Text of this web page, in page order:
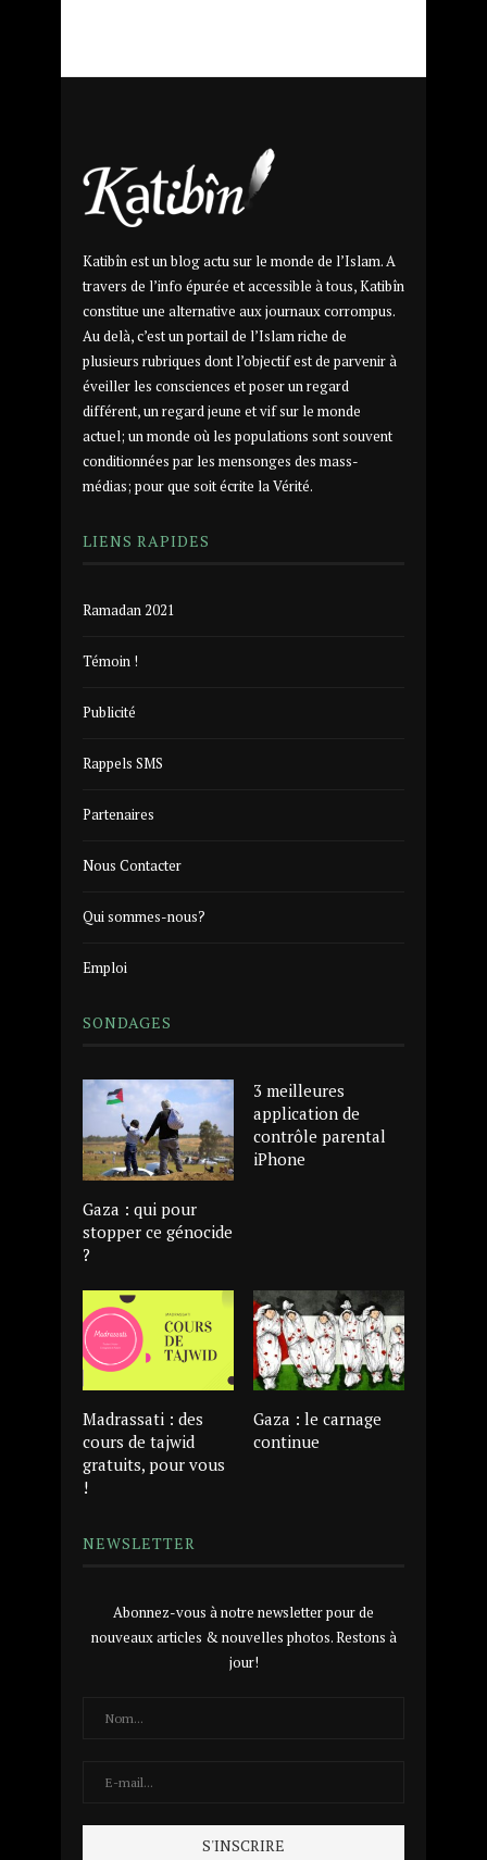
Katibîn est un blog actu sur le monde de l’Islam. A
travers de l’info épurée et accessible à tous, Katibîn
constitue une alternative aux journaux corrompus.
Au delà, c’est un portail de l’Islam riche de
plusieurs rubriques dont l’objectif est de parvenir à
éveiller les consciences et poser un regard
différent, un regard jeune et vif sur le monde
actuel; un monde où les populations sont souvent
conditionnées par les mensonges des mass-
médias; pour que soit écrite la Vérité.
LIENS RAPIDES
Ramadan 2021
Témoin !
Publicité
Rappels SMS
Partenaires
Nous Contacter
Qui sommes-nous?
Emploi
SONDAGES
Gaza : qui pour
stopper ce génocide
?
3 meilleures
application de
contrôle parental
iPhone
Madrassati : des
cours de tajwid
gratuits, pour vous
!
Gaza : le carnage
continue
NEWSLETTER
Abonnez-vous à notre newsletter pour de
nouveaux articles & nouvelles photos. Restons à
jour!